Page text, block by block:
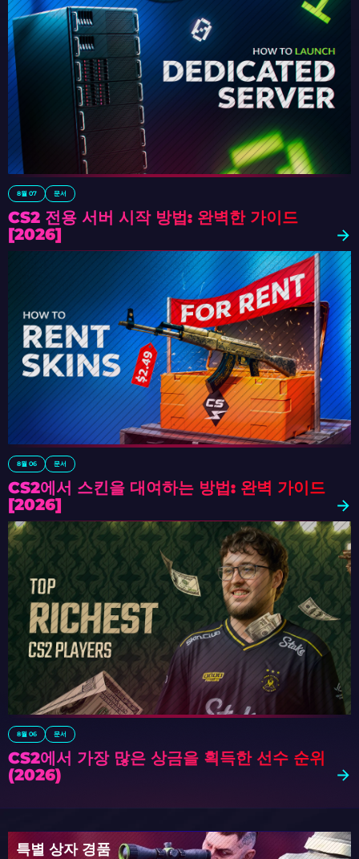
8월 07 문서
CS2 전용 서버 시작 방법: 완벽한 가이드
[2026]
8월 06 문서
CS2에서 스킨을 대여하는 방법: 완벽 가이드
[2026]
8월 06 문서
CS2에서 가장 많은 상금을 획득한 선수 순위
(2026)
특별 상자 경품